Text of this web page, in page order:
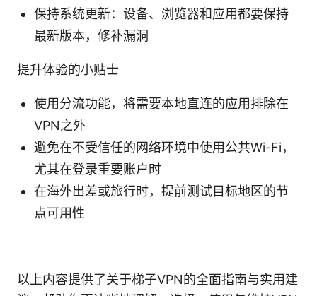
保持系统更新：设备、浏览器和应用都要保持
最新版本，修补漏洞
提升体验的小贴士
使用分流功能，将需要本地直连的应用排除在
VPN之外
避免在不受信任的网络环境中使用公共Wi-Fi，
尤其在登录重要账户时
在海外出差或旅行时，提前测试目标地区的节
点可用性
以上内容提供了关于梯子VPN的全面指南与实用建